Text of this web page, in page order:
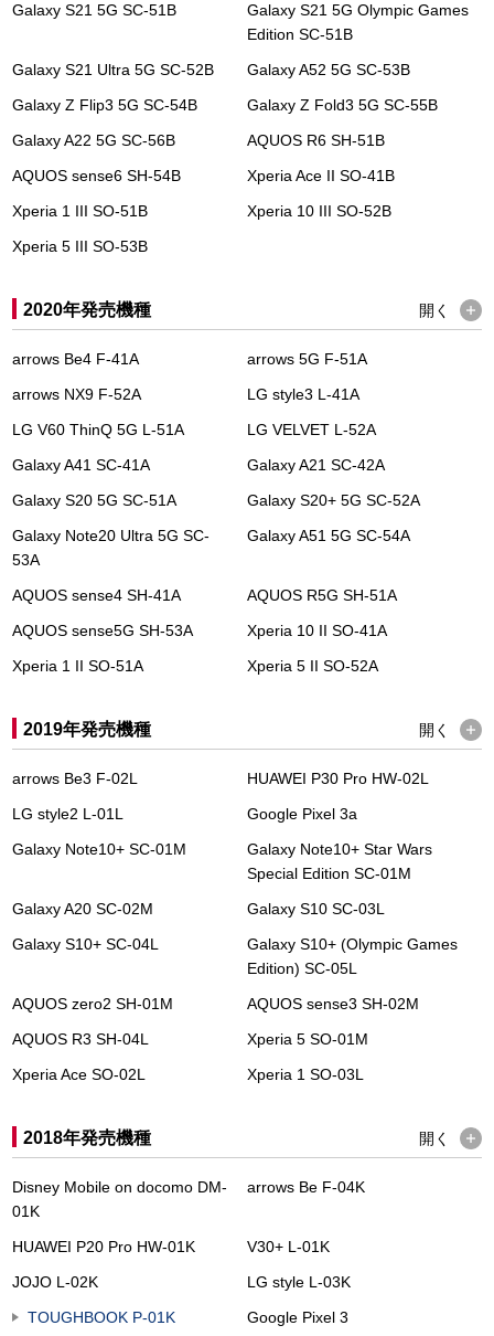
Galaxy S21 5G SC-51B
Galaxy S21 5G Olympic Games
Edition SC-51B
Galaxy S21 Ultra 5G SC-52B
Galaxy A52 5G SC-53B
Galaxy Z Flip3 5G SC-54B
Galaxy Z Fold3 5G SC-55B
Galaxy A22 5G SC-56B
AQUOS R6 SH-51B
AQUOS sense6 SH-54B
Xperia Ace II SO-41B
Xperia 1 III SO-51B
Xperia 10 III SO-52B
Xperia 5 III SO-53B
2020年発売機種 開く
arrows Be4 F-41A
arrows 5G F-51A
arrows NX9 F-52A
LG style3 L-41A
LG V60 ThinQ 5G L-51A
LG VELVET L-52A
Galaxy A41 SC-41A
Galaxy A21 SC-42A
Galaxy S20 5G SC-51A
Galaxy S20+ 5G SC-52A
Galaxy Note20 Ultra 5G SC-
53A
Galaxy A51 5G SC-54A
AQUOS sense4 SH-41A
AQUOS R5G SH-51A
AQUOS sense5G SH-53A
Xperia 10 II SO-41A
Xperia 1 II SO-51A
Xperia 5 II SO-52A
2019年発売機種 開く
arrows Be3 F-02L
HUAWEI P30 Pro HW-02L
LG style2 L-01L
Google Pixel 3a
Galaxy Note10+ SC-01M
Galaxy Note10+ Star Wars
Special Edition SC-01M
Galaxy A20 SC-02M
Galaxy S10 SC-03L
Galaxy S10+ SC-04L
Galaxy S10+ (Olympic Games
Edition) SC-05L
AQUOS zero2 SH-01M
AQUOS sense3 SH-02M
AQUOS R3 SH-04L
Xperia 5 SO-01M
Xperia Ace SO-02L
Xperia 1 SO-03L
2018年発売機種 開く
Disney Mobile on docomo DM-
01K
arrows Be F-04K
HUAWEI P20 Pro HW-01K
V30+ L-01K
JOJO L-02K
LG style L-03K
TOUGHBOOK P-01K
Google Pixel 3